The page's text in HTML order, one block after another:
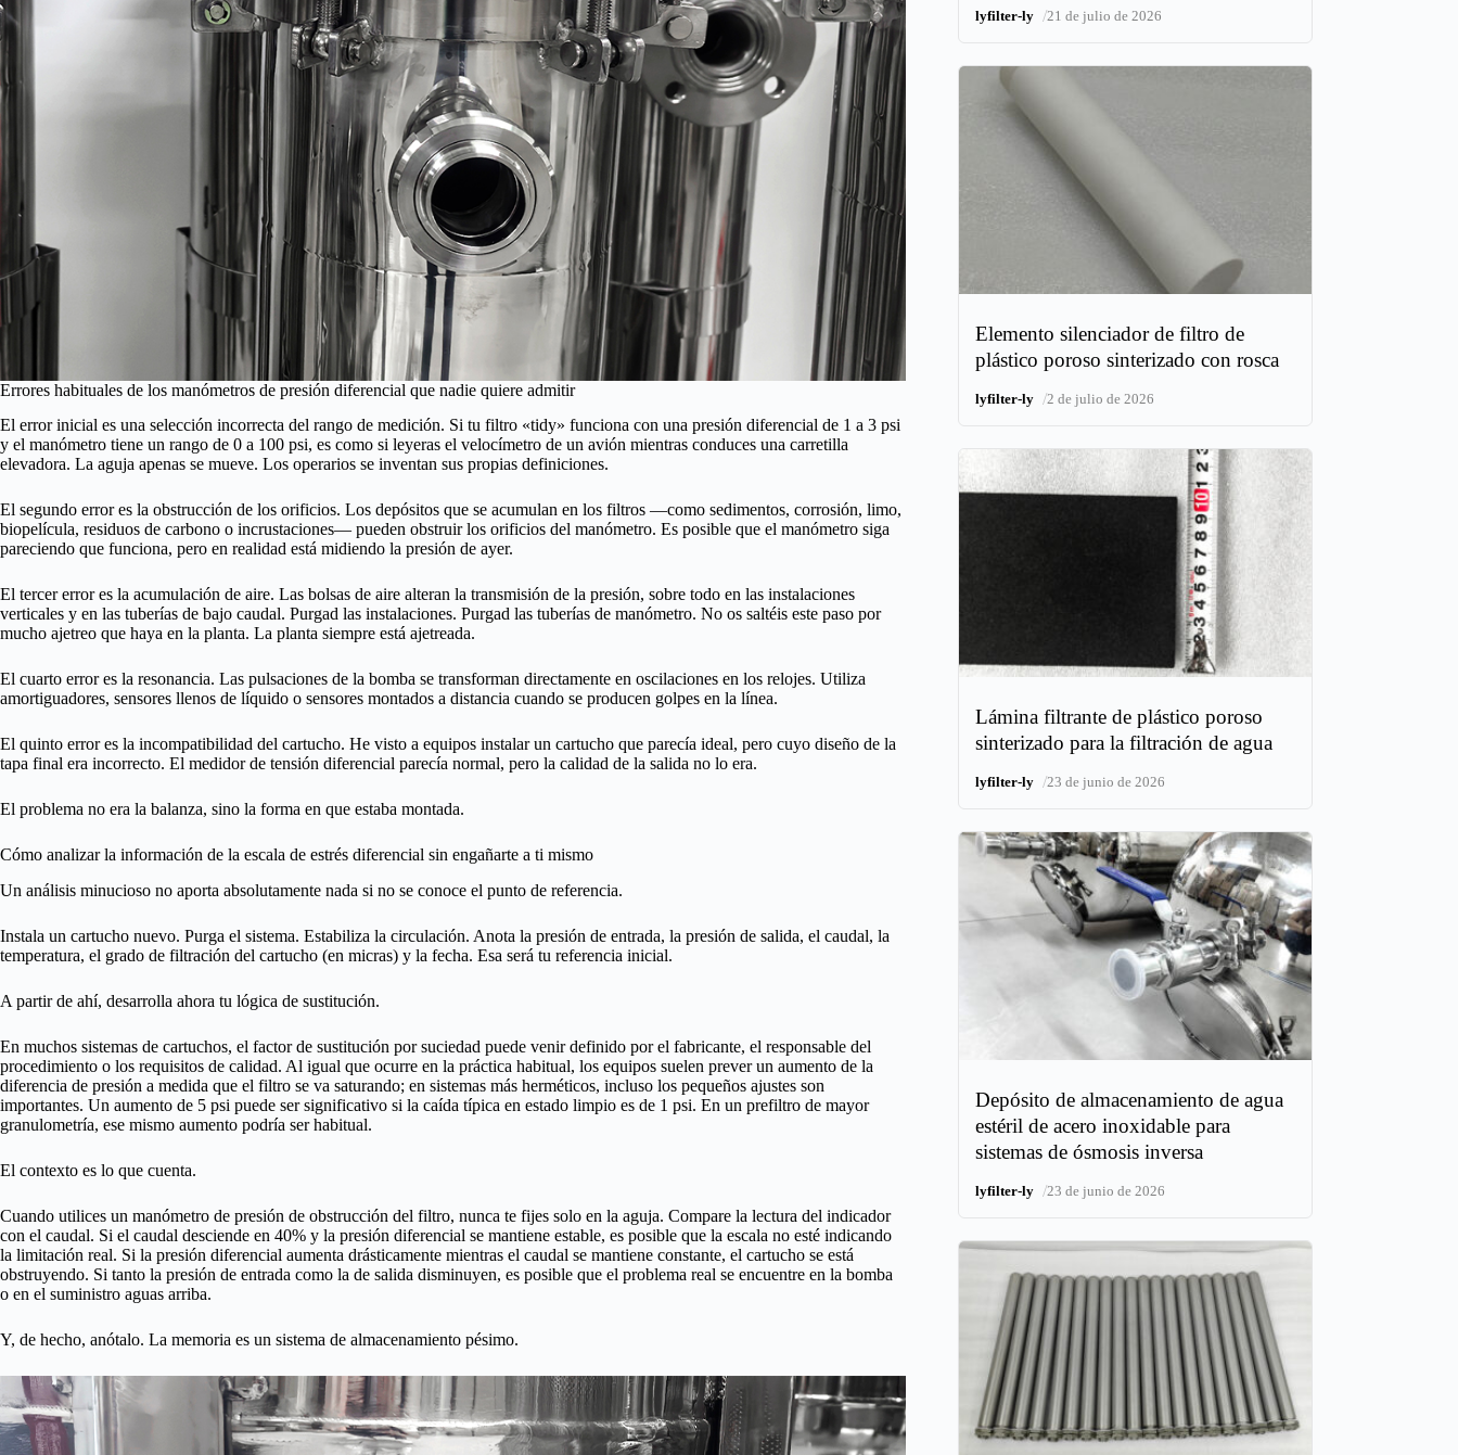
Errores habituales de los manómetros de presión diferencial que nadie quiere admitir
El error inicial es una selección incorrecta del rango de medición. Si tu filtro «tidy» funciona con una presión diferencial de 1 a 3 psi
y el manómetro tiene un rango de 0 a 100 psi, es como si leyeras el velocímetro de un avión mientras conduces una carretilla
elevadora. La aguja apenas se mueve. Los operarios se inventan sus propias definiciones.
El segundo error es la obstrucción de los orificios. Los depósitos que se acumulan en los filtros —como sedimentos, corrosión, limo,
biopelícula, residuos de carbono o incrustaciones— pueden obstruir los orificios del manómetro. Es posible que el manómetro siga
pareciendo que funciona, pero en realidad está midiendo la presión de ayer.
El tercer error es la acumulación de aire. Las bolsas de aire alteran la transmisión de la presión, sobre todo en las instalaciones
verticales y en las tuberías de bajo caudal. Purgad las instalaciones. Purgad las tuberías de manómetro. No os saltéis este paso por
mucho ajetreo que haya en la planta. La planta siempre está ajetreada.
El cuarto error es la resonancia. Las pulsaciones de la bomba se transforman directamente en oscilaciones en los relojes. Utiliza
amortiguadores, sensores llenos de líquido o sensores montados a distancia cuando se producen golpes en la línea.
El quinto error es la incompatibilidad del cartucho. He visto a equipos instalar un cartucho que parecía ideal, pero cuyo diseño de la
tapa final era incorrecto. El medidor de tensión diferencial parecía normal, pero la calidad de la salida no lo era.
El problema no era la balanza, sino la forma en que estaba montada.
Cómo analizar la información de la escala de estrés diferencial sin engañarte a ti mismo
Un análisis minucioso no aporta absolutamente nada si no se conoce el punto de referencia.
Instala un cartucho nuevo. Purga el sistema. Estabiliza la circulación. Anota la presión de entrada, la presión de salida, el caudal, la
temperatura, el grado de filtración del cartucho (en micras) y la fecha. Esa será tu referencia inicial.
A partir de ahí, desarrolla ahora tu lógica de sustitución.
En muchos sistemas de cartuchos, el factor de sustitución por suciedad puede venir definido por el fabricante, el responsable del
procedimiento o los requisitos de calidad. Al igual que ocurre en la práctica habitual, los equipos suelen prever un aumento de la
diferencia de presión a medida que el filtro se va saturando; en sistemas más herméticos, incluso los pequeños ajustes son
importantes. Un aumento de 5 psi puede ser significativo si la caída típica en estado limpio es de 1 psi. En un prefiltro de mayor
granulometría, ese mismo aumento podría ser habitual.
El contexto es lo que cuenta.
Cuando utilices un manómetro de presión de obstrucción del filtro, nunca te fijes solo en la aguja. Compare la lectura del indicador
con el caudal. Si el caudal desciende en 40% y la presión diferencial se mantiene estable, es posible que la escala no esté indicando
la limitación real. Si la presión diferencial aumenta drásticamente mientras el caudal se mantiene constante, el cartucho se está
obstruyendo. Si tanto la presión de entrada como la de salida disminuyen, es posible que el problema real se encuentre en la bomba
o en el suministro aguas arriba.
Y, de hecho, anótalo. La memoria es un sistema de almacenamiento pésimo.
lyfilter-ly /21 de julio de 2026
Elemento silenciador de filtro de
plástico poroso sinterizado con rosca
lyfilter-ly /2 de julio de 2026
Lámina filtrante de plástico poroso
sinterizado para la filtración de agua
lyfilter-ly /23 de junio de 2026
Depósito de almacenamiento de agua
estéril de acero inoxidable para
sistemas de ósmosis inversa
lyfilter-ly /23 de junio de 2026